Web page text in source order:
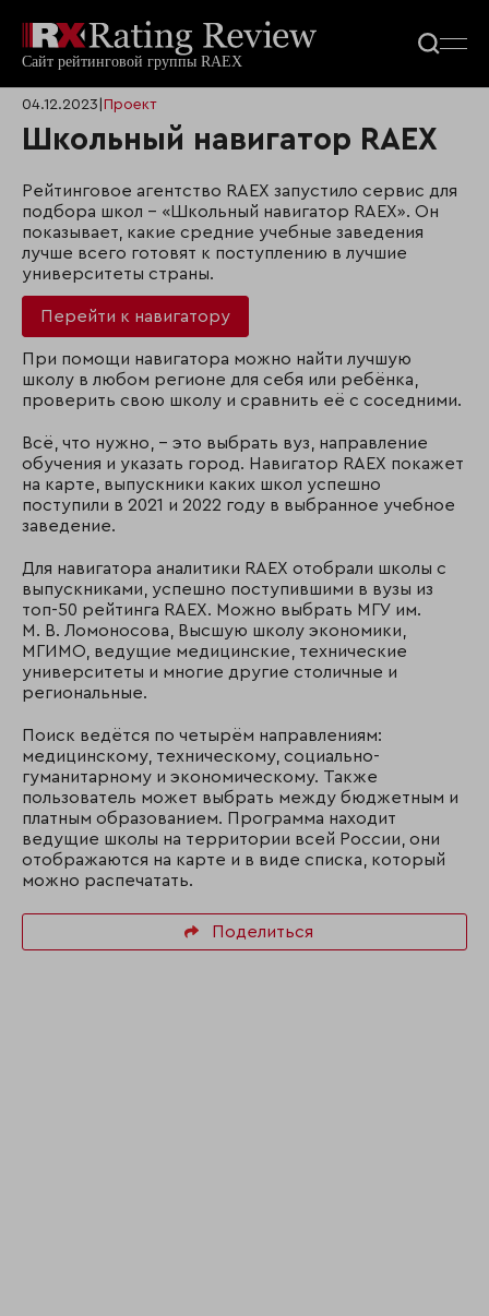
04.12.2023 Проект
Школьный навигатор RAEX
Рейтинговое агентство RAEX запустило сервис для
подбора школ – «Школьный навигатор RAEX». Он
показывает, какие средние учебные заведения
лучше всего готовят к поступлению в лучшие
университеты страны.
Перейти к навигатору
При помощи навигатора можно найти лучшую
школу в любом регионе для себя или ребёнка,
проверить свою школу и сравнить её с соседними.
Всё, что нужно, – это выбрать вуз, направление
обучения и указать город. Навигатор RAEX покажет
на карте, выпускники каких школ успешно
поступили в 2021 и 2022 году в выбранное учебное
заведение.
Для навигатора аналитики RAEX отобрали школы с
выпускниками, успешно поступившими в вузы из
топ-50 рейтинга RAEX. Можно выбрать МГУ им.
М. В. Ломоносова, Высшую школу экономики,
МГИМО, ведущие медицинские, технические
университеты и многие другие столичные и
региональные.
Поиск ведётся по четырём направлениям:
медицинскому, техническому, социально-
гуманитарному и экономическому. Также
пользователь может выбрать между бюджетным и
платным образованием. Программа находит
ведущие школы на территории всей России, они
отображаются на карте и в виде списка, который
можно распечатать.
Поделиться